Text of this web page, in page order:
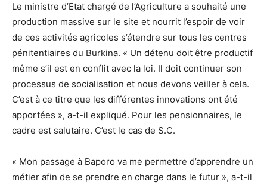
Le ministre d’Etat chargé de l’Agriculture a souhaité une
production massive sur le site et nourrit l’espoir de voir
de ces activités agricoles s’étendre sur tous les centres
pénitentiaires du Burkina. « Un détenu doit être productif
même s’il est en conflit avec la loi. Il doit continuer son
processus de socialisation et nous devons veiller à cela.
C’est à ce titre que les différentes innovations ont été
apportées », a-t-il expliqué. Pour les pensionnaires, le
cadre est salutaire. C’est le cas de S.C.
« Mon passage à Baporo va me permettre d’apprendre un
métier afin de se prendre en charge dans le futur », a-t-il